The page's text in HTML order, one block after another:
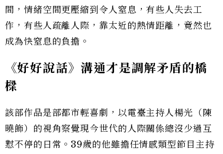
間，情緒空間更壓縮到令人窒息，有些人失去工
作，有些人疏離人際，靠太近的熱情距離，竟然也
成為快窒息的負擔。
《好好說話》溝通才是調解矛盾的橋
樑
該部作品是部都市輕喜劇，以電臺主持人楊光（陳
曉飾）的視角察覺現今世代的人際關係總沒少過互
懟不停的日常。39歲的他雖擔任情感類型節目主持